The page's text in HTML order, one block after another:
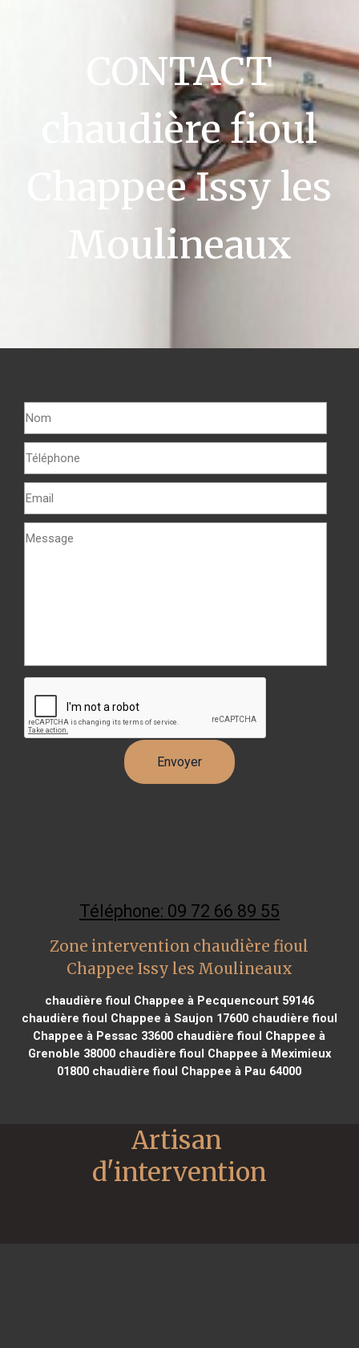
CONTACT
chaudière fioul
Chappee Issy les
Moulineaux
Téléphone: 09 72 66 89 55
Zone intervention chaudière fioul
Chappee Issy les Moulineaux
chaudière fioul Chappee à Pecquencourt 59146
chaudière fioul Chappee à Saujon 17600chaudière fioul
Chappee à Pessac 33600 chaudière fioul Chappee à
Grenoble 38000chaudière fioul Chappee à Meximieux
01800 chaudière fioul Chappee à Pau 64000
Artisan
d'intervention